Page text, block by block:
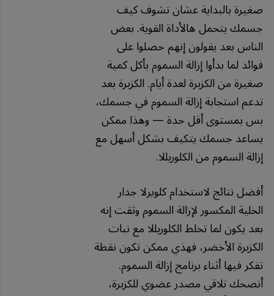
صغيرة بالبداية عشان تشوف كيف
جسمك يتحمل هالأداة القوية. بعض
الناس بعد يقولون إنهم حصلوا على
فوائد لما بدأوا إزالة السموم بأكل كمية
صغيرة من الكزبرة لعدة أيام. الكزبرة بعد
تدعم استجابة إزالة السموم في جسمك،
بس بمستوى أقل حدة — وهذا ممكن
يساعد جسمك يتكيف بشكل أسهل مع
إزالة السموم من الكلوريللا.
أفضل نتائج لاستخدام كلويرلا جدار
الخلية المكسور لإزالة السموم وثقت إنه
بعد يكون لما تخلط الكلوريللا مع نبات
الكزبرة الأخضر، فهذي ممكن تكون نقطة
تفكر فيها أثناء برنامج إزالة السموم.
أنصحك تلاقي مصدر عضوي للكزبرة،